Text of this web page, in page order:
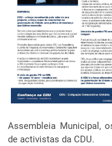
Assembleia Municipal,
de activistas da CDU.